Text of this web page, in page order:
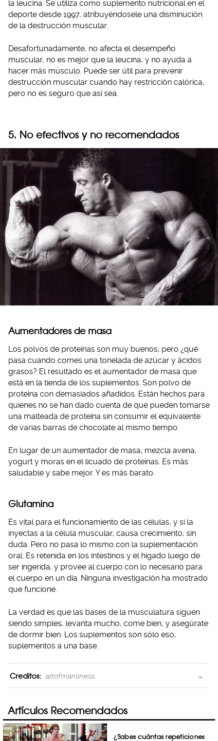
la leucina. Se utiliza como suplemento nutricional en el
deporte desde 1997, atribuyéndosele una disminución
de la destrucción muscular.
Desafortunadamente, no afecta el desempeño
muscular, no es mejor que la leucina, y no ayuda a
hacer más músculo. Puede ser útil para prevenir
destrucción muscular cuando hay restricción calórica,
pero no es seguro que así sea.
5. No efectivos y no recomendados
Aumentadores de masa
Los polvos de proteínas son muy buenos, pero ¿qué
pasa cuando comes una tonelada de azúcar y ácidos
grasos? El resultado es el aumentador de masa que
está en la tienda de los suplementos. Son polvo de
proteína con demasiados añadidos. Están hechos para
quienes no se han dado cuenta de que pueden tomarse
una malteada de proteína sin consumir el equivalente
de varias barras de chocolate al mismo tiempo.
En lugar de un aumentador de masa, mezcla avena,
yogurt y moras en el licuado de proteínas. Es más
saludable y sabe mejor. Y es más barato.
Glutamina
Es vital para el funcionamiento de las células, y si la
inyectas a la célula muscular, causa crecimiento, sin
duda. Pero no pasa lo mismo con la suplementación
oral. Es retenida en los intestinos y el hígado luego de
ser ingerida, y provee al cuerpo con lo necesario para
el cuerpo en un día. Ninguna investigación ha mostrado
que funcione.
La verdad es que las bases de la musculatura siguen
siendo simples, levanta mucho, come bien, y asegúrate
de dormir bien. Los suplementos son sólo eso,
suplementos a una base.
Creditos: artofmanliness
Artículos Recomendados
¿Sabes cuántas repeticiones